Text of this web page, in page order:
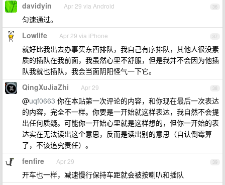
36
davidyin Apr 29 via Android
匀速通过。
37
Lowlife Apr 29 via iPhone
就好比我出去办事买东西排队，我自己有序排队，其他人很没素
质的插队在我前面，我虽然心里不舒服，但是我并不会因为他插
队我就也插队，我会当面阴阳怪气一下它。
38
QingXuJiaZhi Apr 29
@uqf0663 你在本贴第一次评论的内容，和你现在最后一次表达
的内容，完全不一样。你要是一开始就这样表达，我自然不会提
出任何质疑。可能你一开始心里就是这样想的，但你一开始的表
达实在无法读出这个意思，反而是读出别的意思（自认倒霉算
了，不该追究责任）。
39
fenfire Apr 29
开车也一样，减速慢行保持车距就会被按喇叭和插队